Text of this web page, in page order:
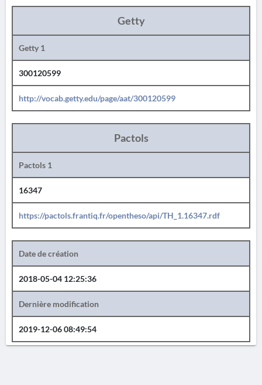
Getty
Getty 1
300120599
http://vocab.getty.edu/page/aat/300120599
Pactols
Pactols 1
16347
https://pactols.frantiq.fr/opentheso/api/TH_1.16347.rdf
Date de création
2018-05-04 12:25:36
Dernière modification
2019-12-06 08:49:54